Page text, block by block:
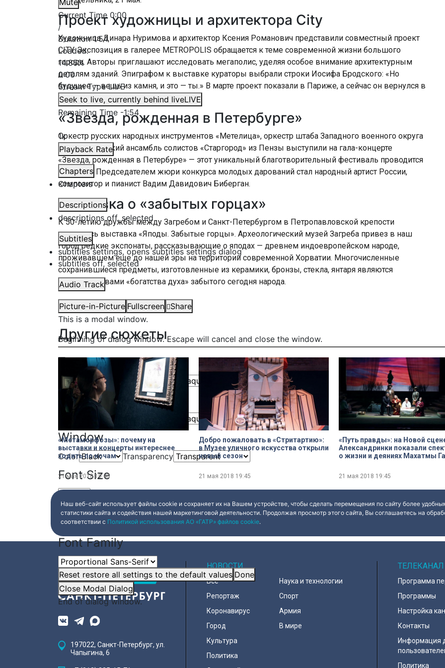
Mute
Current Time 0:00
/
Duration1:54
Loaded:
14.85%
0:00
Stream TypeLIVE
Seek to live, currently behind liveLIVE
Remaining Time -1:54
1x
Playback Rate
Chapters
Chapters
Descriptions
descriptions off, selected
Subtitles
subtitles settings, opens subtitles settings dialog
subtitles off, selected
Audio Track
Picture-in-Picture Fullscreen
Share
This is a modal window.
Beginning of dialog window. Escape will cancel and close the window.
Text
Color Transparency
Background
Window
Color Transparency
Font Size
Text Edge Style
Font Family
Reset restore all settings to the default values Done
Close Modal Dialog
End of dialog window.
Проект художницы и архитектора City
Художница Динара Нуримова и архитектор Ксения Романович представили совместный проект
CITY. Экспозиция в галерее METROPOLIS обращается к теме современной жизни большого
города. Авторы приглашают исследовать мегаполис, уделяя особое внимание архитектурным
деталям зданий. Эпиграфом к выставке кураторы выбрали строки Иосифа Бродского: «Но
будущее — вещь из камня, и это — ты.» В марте проект показали в Париже, а сейчас он вернулся в
Петербург.
«Звезда, рожденная в Петербурге»
Оркестр русских народных инструментов «Метелица», оркестр штаба Западного военного округа
и Губернаторский ансамбль солистов «Старгород» из Пензы выступили на гала-концерте
«Звезда, рожденная в Петербуре» — этот уникальный благотворительный фестиваль проводится
впервые. Председателем жюри конкурса молодых дарований стал народный артист России,
композитор и пианист Вадим Давидович Биберган.
Выставка о «забытых горцах»
К 50-летию дружбы между Загребом и Санкт-Петербургом в Петропавловской крепости
открылась выставка «Яподы. Забытые горцы». Археологический музей Загреба привез в наш
город редкие экспонаты, рассказывающие о яподах — древнем индоевропейском народе,
проживавшем еще до нашей эры на территории современной Хорватии. Многочисленные
сохранившиеся предметы, изготовленные из керамики, бронзы, стекла, янтаря являются
свидетельствами «богатства духа» забытого сегодня народа.
Другие сюжеты
«Метаморфозы»: почему на
выставки и концерты интереснее
ходить по ночам
21 мая 2018 19:45
Добро пожаловать в «Стритартию»:
в Музее уличного искусства открыли
новый сезон
21 мая 2018 19:45
«Путь правды»: на Новой
Александринки показали
о жизни и деяниях Махатмы
21 мая 2018 19:45
Наш веб-сайт использует файлы cookie и сохраняет их на Вашем устройстве, чтобы сделать перемещения по сайту более
статистики сайта и содействия нашей маркетинговой деятельности. Продолжая просмотр этого сайта, Вы соглашаетесь на
соответствии с Политикой использования АО «ГАТР» файлов cookie.
197022, Санкт-Петербург, ул.
Чапыгина, 6
НОВОСТИ
Все
Репортаж
Коронавирус
Город
Культура
Политика
Наука и технологии
Спорт
Армия
В мире
ТЕЛЕКАНАЛ
Программа
Программы
Настройка
Контакты
Информация
Политика